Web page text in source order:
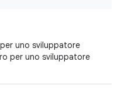
uno sviluppatore
per uno sviluppatore